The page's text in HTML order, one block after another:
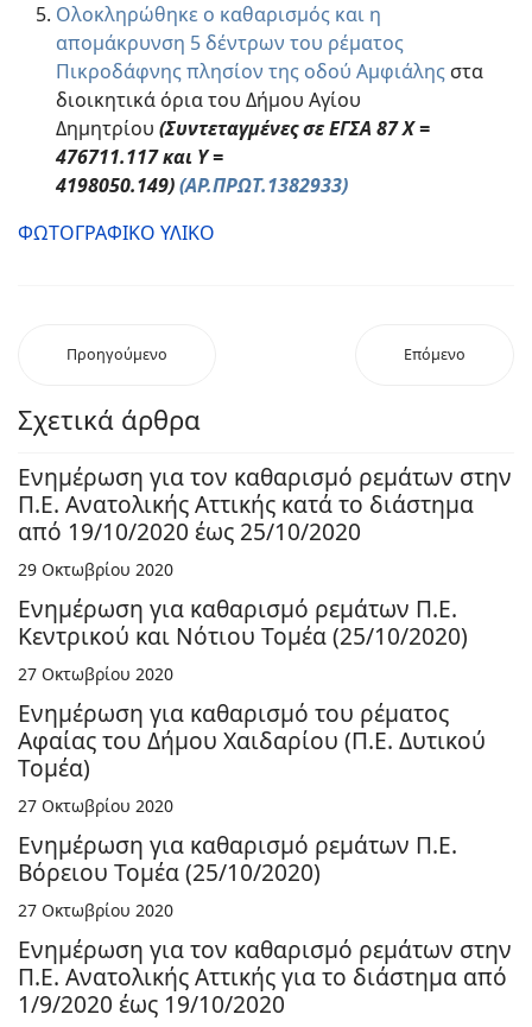
Ολοκληρώθηκε ο καθαρισμός και η
απομάκρυνση 5 δέντρων του ρέματος
Πικροδάφνης πλησίον της οδού Αμφιάλης στα
διοικητικά όρια του Δήμου Αγίου
Δημητρίου (Συντεταγμένες σε ΕΓΣΑ 87 Χ =
476711.117 και Y =
4198050.149)(ΑΡ.ΠΡΩΤ.1382933)
ΦΩΤΟΓΡΑΦΙΚΟ ΥΛΙΚΟ
Προηγούμενο Επόμενο
Σχετικά άρθρα
Ενημέρωση για τον καθαρισμό ρεμάτων στην
Π.Ε. Ανατολικής Αττικής κατά το διάστημα
από 19/10/2020 έως 25/10/2020
29 Οκτωβρίου 2020
Ενημέρωση για καθαρισμό ρεμάτων Π.Ε.
Κεντρικού και Νότιου Τομέα (25/10/2020)
27 Οκτωβρίου 2020
Ενημέρωση για καθαρισμό του ρέματος
Αφαίας του Δήμου Χαιδαρίου (Π.Ε. Δυτικού
Τομέα)
27 Οκτωβρίου 2020
Ενημέρωση για καθαρισμό ρεμάτων Π.Ε.
Βόρειου Τομέα (25/10/2020)
27 Οκτωβρίου 2020
Ενημέρωση για τον καθαρισμό ρεμάτων στην
Π.Ε. Ανατολικής Αττικής για το διάστημα από
1/9/2020 έως 19/10/2020